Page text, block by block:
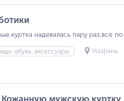
надевалась пару раз,все по
обувь, аксессуары Назрань